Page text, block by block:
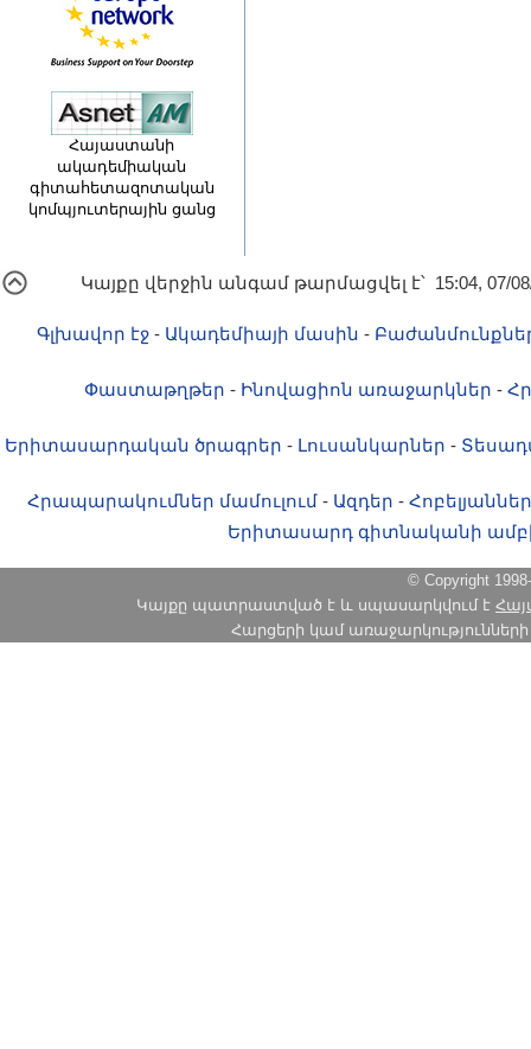
Հայաստանի
ակադեմիական
գիտահետազոտական
կոմպյուտերային ցանց
Կայքը վերջին անգամ թարմացվել է՝ 15:04, 07/
Գլխավոր էջ - Ակադեմիայի մասին -
Փաստաթղթեր - Ինովացիոն առաջարկներ -
Երիտասարդական ծրագրեր - Լուսանկարներ -
Հրապարակումներ մամուլում- Ազդեր - Հոբելյաններ
Երիտասարդ գիտնականի
© Copyright
Կայքը պատրաստված է և սպասարկվում է
Հարցերի կամ առաջարկությունների